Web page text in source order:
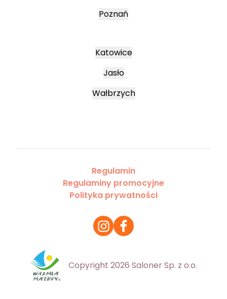
Poznań
Katowice
Jasło
Wałbrzych
Regulamin
Regulaminy promocyjne
Polityka prywatności
Copyright 2026 Saloner Sp. z o.o.